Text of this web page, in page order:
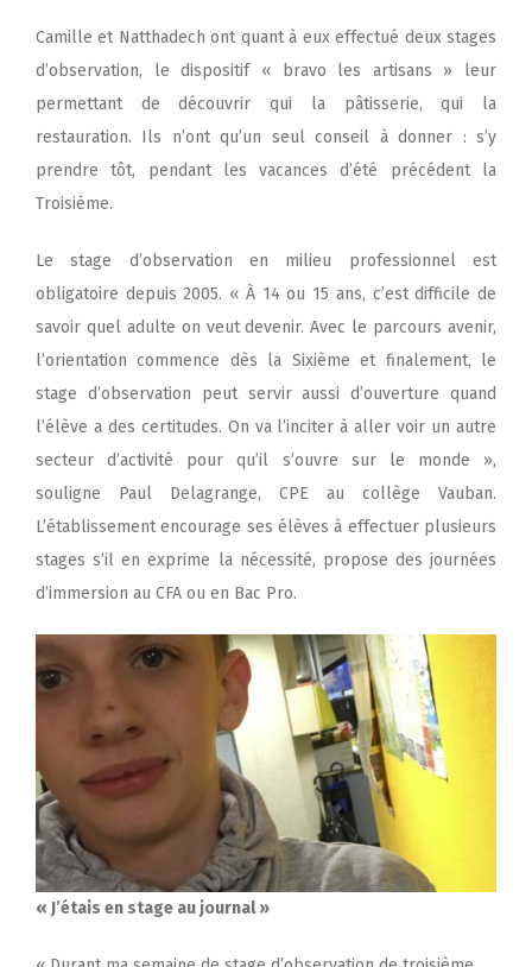
Camille et Natthadech ont quant à eux effectué deux stages
d’observation, le dispositif « bravo les artisans » leur
permettant de découvrir qui la pâtisserie, qui la
restauration. Ils n’ont qu’un seul conseil à donner : s’y
prendre tôt, pendant les vacances d’été précédent la
Troisième.
Le stage d’observation en milieu professionnel est
obligatoire depuis 2005. « À 14 ou 15 ans, c’est difficile de
savoir quel adulte on veut devenir. Avec le parcours avenir,
l’orientation commence dès la Sixième et finalement, le
stage d’observation peut servir aussi d’ouverture quand
l’élève a des certitudes. On va l’inciter à aller voir un autre
secteur d’activité pour qu’il s’ouvre sur le monde »,
souligne Paul Delagrange, CPE au collège Vauban.
L’établissement encourage ses élèves à effectuer plusieurs
stages s’il en exprime la nécessité, propose des journées
d’immersion au CFA ou en Bac Pro.
« J’étais en stage au journal »